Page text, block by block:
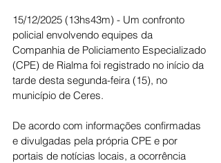
15/12/2025 (13hs43m) - Um confronto
policial envolvendo equipes da
Companhia de Policiamento Especializado
(CPE) de Rialma foi registrado no início da
tarde desta segunda-feira (15), no
município de Ceres.
De acordo com informações confirmadas
e divulgadas pela própria CPE e por
portais de notícias locais, a ocorrência